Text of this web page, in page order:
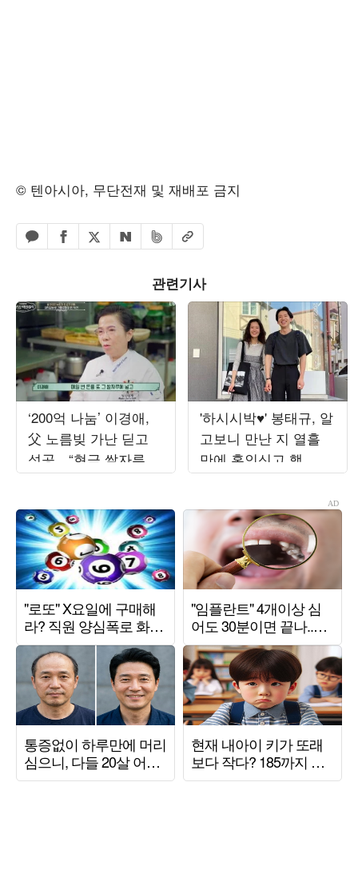
© 텐아시아, 무단전재 및 재배포 금지
카카오톡 공유하기
페이스북 공유하기
엑스 공유하기
네이버 공유하기
밴드 공유하기
URL복사
관련기사
‘200억 나눔’ 이경애,
父 노름빚 가난 딛고
성공…“현금 쌀자루에
넣어 베고 자” (‘백만장
'하시시박♥' 봉태규, 알
고보니 만난 지 열흘
만에 혼인신고 했
다…"첫사랑과 결혼"